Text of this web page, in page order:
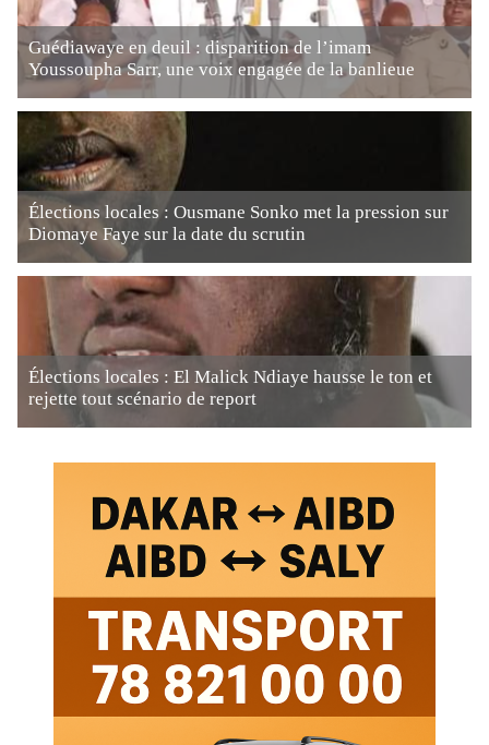
Guédiawaye en deuil : disparition de l’imam
Youssoupha Sarr, une voix engagée de la banlieue
Élections locales : Ousmane Sonko met la pression sur
Diomaye Faye sur la date du scrutin
Élections locales : El Malick Ndiaye hausse le ton et
rejette tout scénario de report